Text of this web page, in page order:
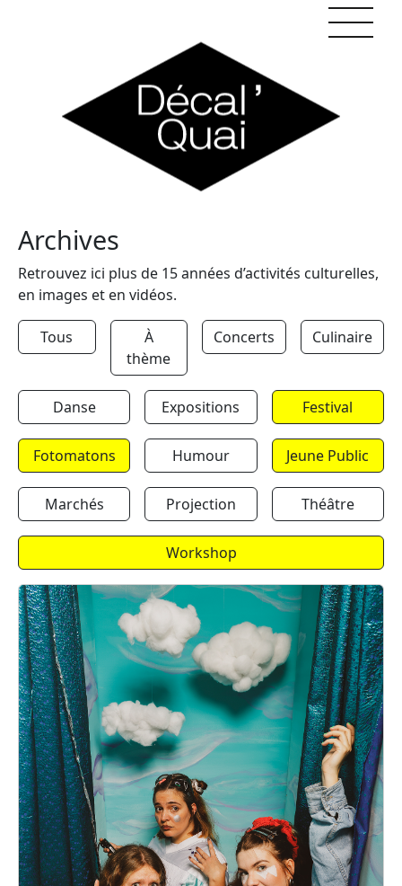
Archives
Retrouvez ici plus de 15 années d’activités culturelles,
en images et en vidéos.
Tous
À
thème
Concerts Culinaire
Danse Expositions Festival
Fotomatons Humour Jeune Public
Marchés Projection Théâtre
Workshop